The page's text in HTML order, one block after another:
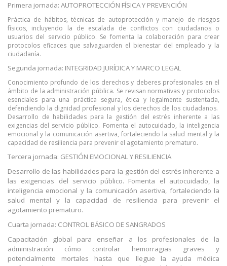
Primera jornada: AUTOPROTECCIÓN FÍSICA Y PREVENCIÓN
Práctica de hábitos, técnicas de autoprotección y manejo de riesgos
físicos, incluyendo la de escalada de conflictos con ciudadanos o
usuarios del servicio público. Se fomenta la colaboración para crear
protocolos eficaces que salvaguarden el bienestar del empleado y la
ciudadanía.
Segunda jornada: INTEGRIDAD JURÍDICA Y MARCO LEGAL
Conocimiento profundo de los derechos y deberes profesionales en el
ámbito de la administración pública. Se revisan normativas y protocolos
esenciales para una práctica segura, ética y legalmente sustentada,
defendiendo la dignidad profesional y los derechos de los ciudadanos.
Desarrollo de habilidades para la gestión del estrés inherente a las
exigencias del servicio público. Fomenta el autocuidado, la inteligencia
emocional y la comunicación asertiva, fortaleciendo la salud mental y la
capacidad de resiliencia para prevenir el agotamiento prematuro.
Tercera jornada: GESTIÓN EMOCIONAL Y RESILIENCIA
Desarrollo de las habilidades para la gestión del estrés inherente a
las exigencias del servicio público. Fomenta el autocuidado, la
inteligencia emocional y la comunicación asertiva, fortaleciendo la
salud mental y la capacidad de resiliencia para prevenir el
agotamiento prematuro.
Cuarta jornada: CONTROL BÁSICO DE SANGRADOS
Capacitación global para enseñar a los profesionales de la
administración cómo controlar hemorragias graves y
potencialmente mortales hasta que llegue la ayuda médica